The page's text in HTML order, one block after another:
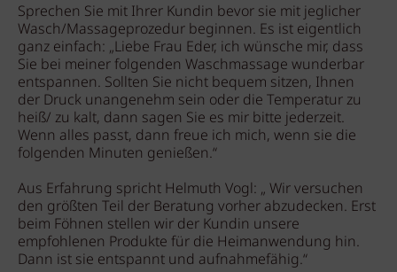
Sprechen Sie mit Ihrer Kundin bevor sie mit jeglicher
Wasch/Massageprozedur beginnen. Es ist eigentlich
ganz einfach: „Liebe Frau Eder, ich wünsche mir, dass
Sie bei meiner folgenden Waschmassage wunderbar
entspannen. Sollten Sie nicht bequem sitzen, Ihnen
der Druck unangenehm sein oder die Temperatur zu
heiß/ zu kalt, dann sagen Sie es mir bitte jederzeit.
Wenn alles passt, dann freue ich mich, wenn sie die
folgenden Minuten genießen.“
Aus Erfahrung spricht Helmuth Vogl: „ Wir versuchen
den größten Teil der Beratung vorher abzudecken. Erst
beim Föhnen stellen wir der Kundin unsere
empfohlenen Produkte für die Heimanwendung hin.
Dann ist sie entspannt und aufnahmefähig.“